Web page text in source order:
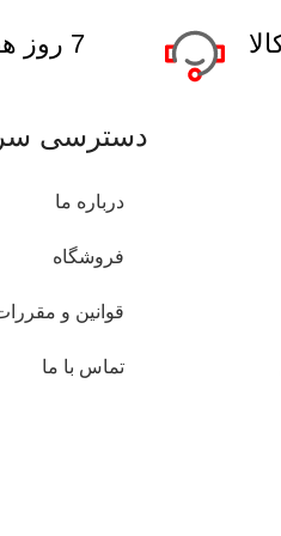
7 روز هفته، 24 ساعته
دسترسی
درباره ما
فروشگاه
قوانین و
تماس با ما